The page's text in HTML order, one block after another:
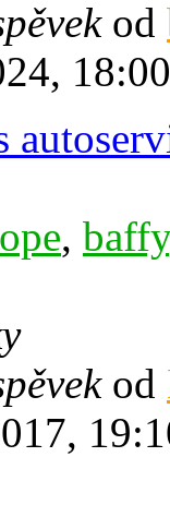
od
18:00
, baffy
od